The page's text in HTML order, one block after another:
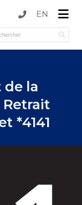
EN
de la
Retrait
*4141